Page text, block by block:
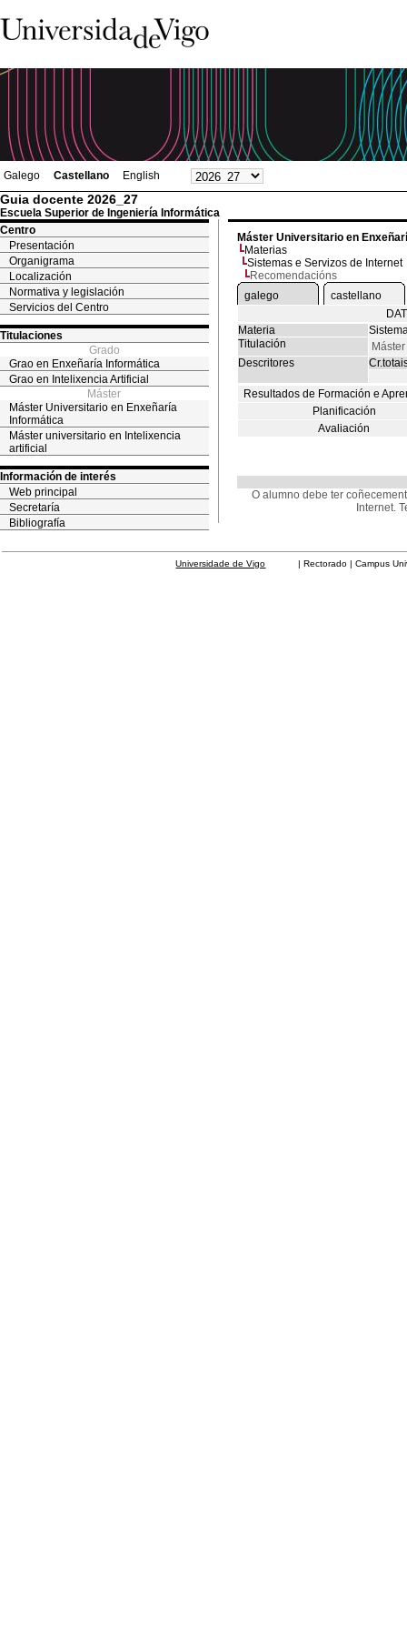
Galego Castellano English
Guia docente 2026_27
Escuela Superior de Ingeniería Informática
Centro
Presentación
Organigrama
Localización
Normativa y legislación
Servicios del Centro
Titulaciones
Grado
Grao en Enxeñaría Informática
Grao en Intelixencia Artificial
Máster
Máster Universitario en Enxeñaría
Informática
Máster universitario en Intelixencia
artificial
Información de interés
Web principal
Secretaría
Bibliografía
Máster Universitario en
Materias
Sistemas e Servizos de Internet
Recomendacións
galego
castellano
Materia
Titulación
Descritores
Resultados de Formación e
Planificación
Avaliación
O alumno debe ter
Internet.
Universidade de Vigo | Rectorado | Campus